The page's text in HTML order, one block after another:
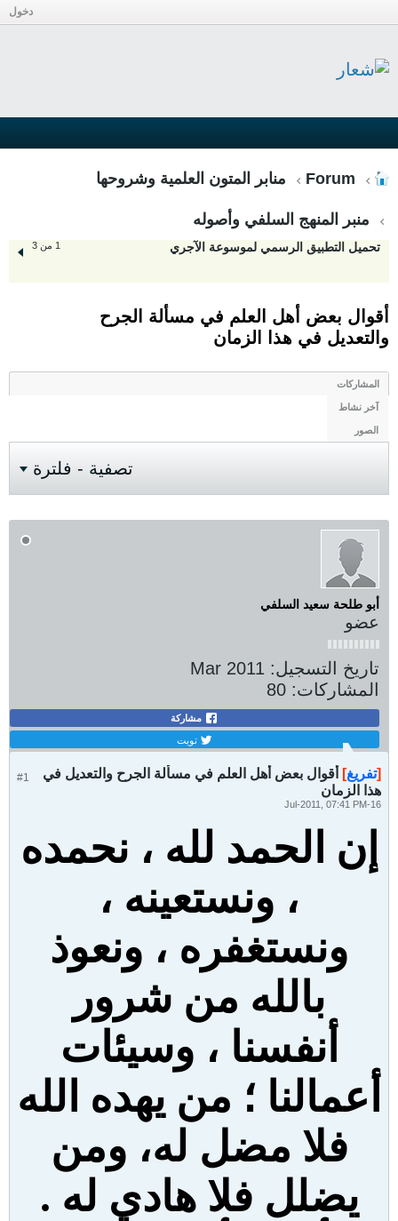
دخول
Forum منابر المتون العلمية وشروحها
منبر المنهج السلفي وأصوله
1 من 3 تحميل التطبيق الرسمي لموسوعة الآجري
أقوال بعض أهل العلم في مسألة الجرح
والتعديل في هذا الزمان
المشاركات
آخر نشاط
الصور
تصفية - فلترة
أبو طلحة سعيد السلفي
عضو
تاريخ التسجيل: Mar 2011
المشاركات: 80
مشاركة
تويت
#1 [تفريغ]
أقوال بعض أهل العلم في مسألة الجرح والتعديل في
هذا الزمان
16-Jul-2011, 07:41 PM
إن الحمد لله ، نحمده
، ونستعينه ،
ونستغفره ، ونعوذ
بالله من شرور
أنفسنا ، وسيئات
أعمالنا ؛ من يهده الله
فلا مضل له، ومن
يضلل فلا هادي له .